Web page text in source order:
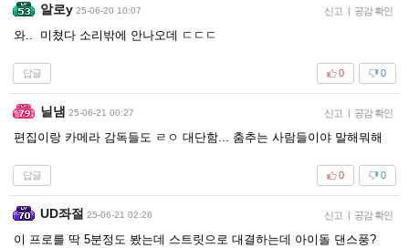
알로y 25-06-20 10:07 신고 | 공감 확인
와.. 미쳤다 소리밖에 안나오데 ㄷㄷㄷ
답글 0
0
닐냄 25-06-21 00:27 신고 | 공감 확인
편집이랑 카메라 감독들도 ㄹㅇ 대단함... 춤추는 사람들이야 말해뭐해
답글 0
0
UD좌절 25-06-21 02:26 신고 | 공감 확인
이 프로를 딱 5분정도 봤는데 스트릿으로 대결하는데 아이돌 댄스풍?